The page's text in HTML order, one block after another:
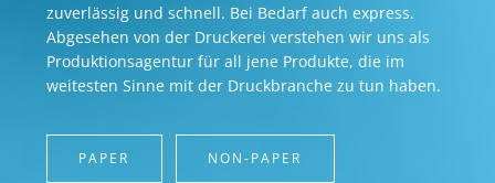
zuverlässig und schnell. Bei Bedarf auch express.
Abgesehen von der Druckerei verstehen wir uns als
Produktionsagentur für all jene Produkte, die im
weitesten Sinne mit der Druckbranche zu tun haben.
PAPER NON-PAPER